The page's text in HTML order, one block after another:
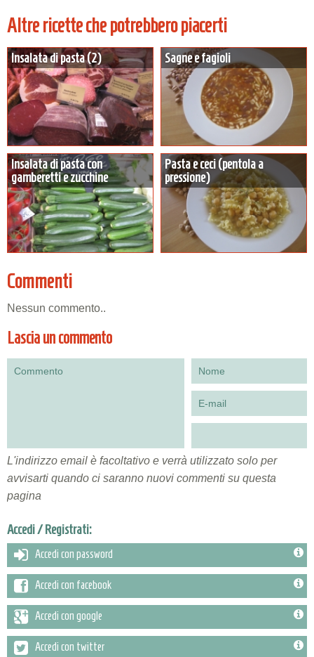
Altre ricette che potrebbero piacerti
Insalata di pasta (2) Sagne e fagioli
Insalata di pasta con
gamberetti e zucchine
Pasta e ceci (pentola a
pressione)
Commenti
Nessun commento..
Lascia un commento
L'indirizzo email è facoltativo e verrà utilizzato solo per
avvisarti quando ci saranno nuovi commenti su questa
pagina
Accedi / Registrati:
Accedi con password
Accedi con facebook
Accedi con google
Accedi con twitter